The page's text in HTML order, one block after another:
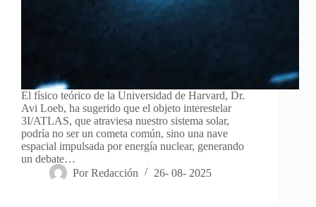
El físico teórico de la Universidad de Harvard, Dr.
Avi Loeb, ha sugerido que el objeto interestelar
3I/ATLAS, que atraviesa nuestro sistema solar,
podría no ser un cometa común, sino una nave
espacial impulsada por energía nuclear, generando
un debate…
Por Redacción 26- 08- 2025